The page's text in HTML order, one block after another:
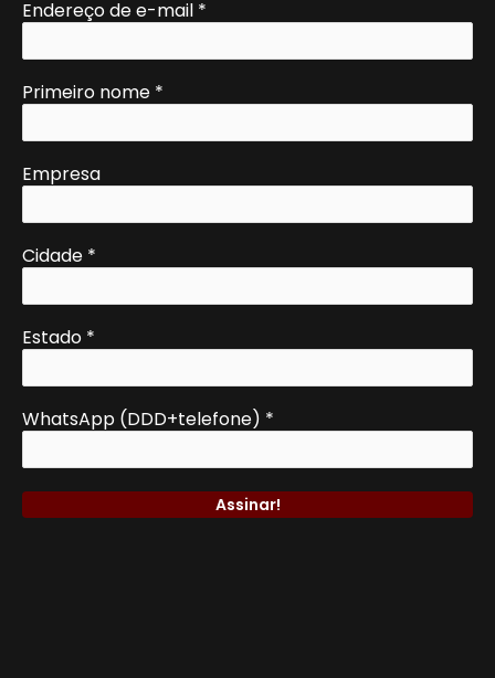
Endereço de e-mail *
Primeiro nome *
Empresa
Cidade *
Estado *
WhatsApp (DDD+telefone) *